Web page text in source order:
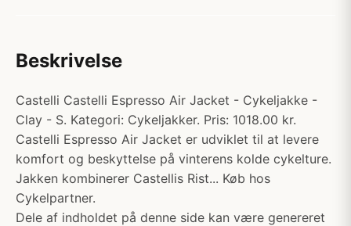
Beskrivelse
Castelli Castelli Espresso Air Jacket - Cykeljakke -
Clay - S. Kategori: Cykeljakker. Pris: 1018.00 kr.
Castelli Espresso Air Jacket er udviklet til at levere
komfort og beskyttelse på vinterens kolde cykelture.
Jakken kombinerer Castellis Rist... Køb hos
Cykelpartner.
Dele af indholdet på denne side kan være genereret